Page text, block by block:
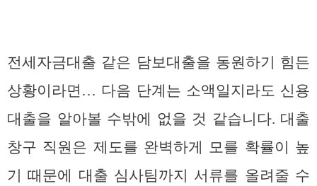
전세자금대출 같은 담보대출을 동원하기 힘든
상황이라면… 다음 단계는 소액일지라도 신용
대출을 알아볼 수밖에 없을 것 같습니다. 대출
창구 직원은 제도를 완벽하게 모를 확률이 높
기 때문에 대출 심사팀까지 서류를 올려줄 수